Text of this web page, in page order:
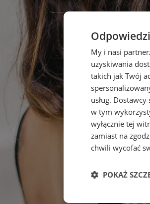
My i nasi
uzyskiwania
takich jak Twój
usług. Dostawcy
w tym
wyłącznie tej
zamiast na
chwili wycofać
POKAŻ